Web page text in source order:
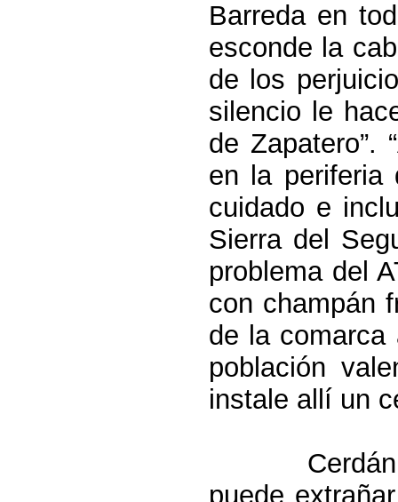
Barreda en
esconde la
de los
silencio le
de Zapatero”.
en la periferia
cuidado e
Sierradel
problema del
con champán
de la comarca
población
instale allí un
puede